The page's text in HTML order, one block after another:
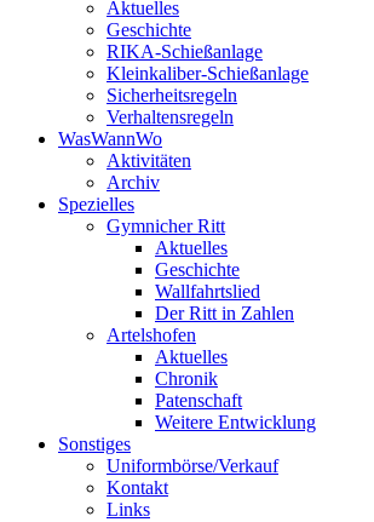
Aktuelles
Geschichte
RIKA-Schießanlage
Kleinkaliber-Schießanlage
Sicherheitsregeln
Verhaltensregeln
WasWannWo
Aktivitäten
Archiv
Spezielles
Gymnicher Ritt
Aktuelles
Geschichte
Wallfahrtslied
Der Ritt in Zahlen
Artelshofen
Aktuelles
Chronik
Patenschaft
Weitere Entwicklung
Sonstiges
Uniformbörse/Verkauf
Kontakt
Links